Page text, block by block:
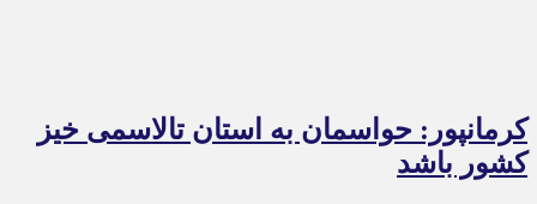
کرمانپور: حواسمان به استان تالاسمی خیز
کشور باشد